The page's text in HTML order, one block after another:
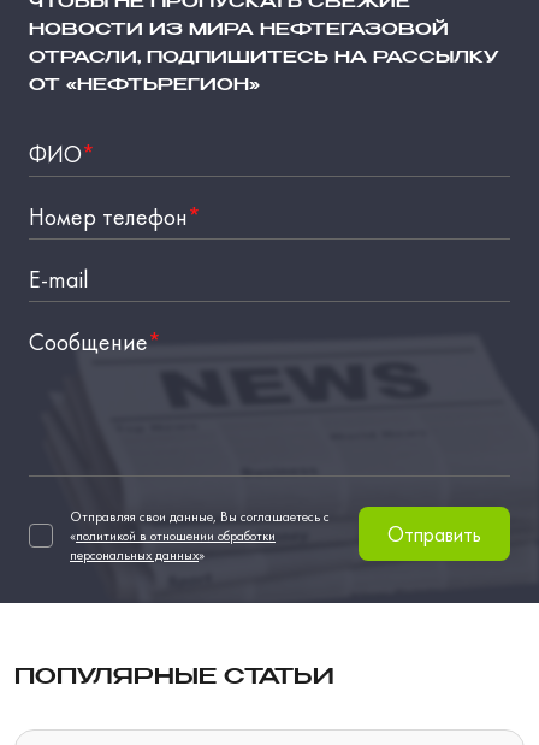
НОВОСТИ ИЗ МИРА НЕФТЕГАЗОВОЙ
ОТРАСЛИ, ПОДПИШИТЕСЬ НА РАССЫЛКУ
ОТ «НЕФТЬРЕГИОН»
ФИО*
Номер телефон*
E-mail
Сообщение*
Отправляя свои данные, Вы соглашаетесь с
«политикой в отношении обработки
персональных данных»
Отправить
ПОПУЛЯРНЫЕ СТАТЬИ